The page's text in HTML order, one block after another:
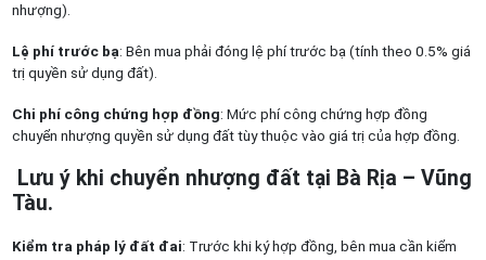
nhượng).
Lệ phí trước bạ: Bên mua phải đóng lệ phí trước bạ (tính theo 0.5% giá
trị quyền sử dụng đất).
Chi phí công chứng hợp đồng: Mức phí công chứng hợp đồng
chuyển nhượng quyền sử dụng đất tùy thuộc vào giá trị của hợp đồng.
Lưu ý khi chuyển nhượng đất tại Bà Rịa – Vũng
Tàu.
Kiểm tra pháp lý đất đai: Trước khi ký hợp đồng, bên mua cần kiểm